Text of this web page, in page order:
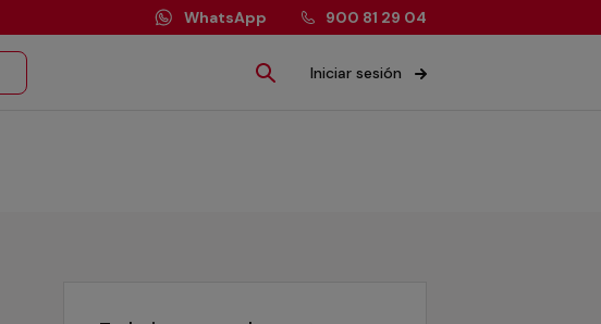
WhatsApp 900 81 29 04
Iniciar sesión